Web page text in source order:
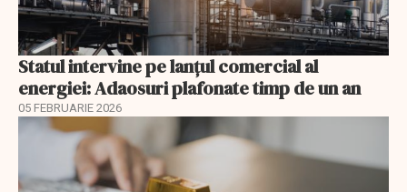
Statul intervine pe lanțul comercial al
energiei: Adaosuri plafonate timp de un an
05 FEBRUARIE 2026